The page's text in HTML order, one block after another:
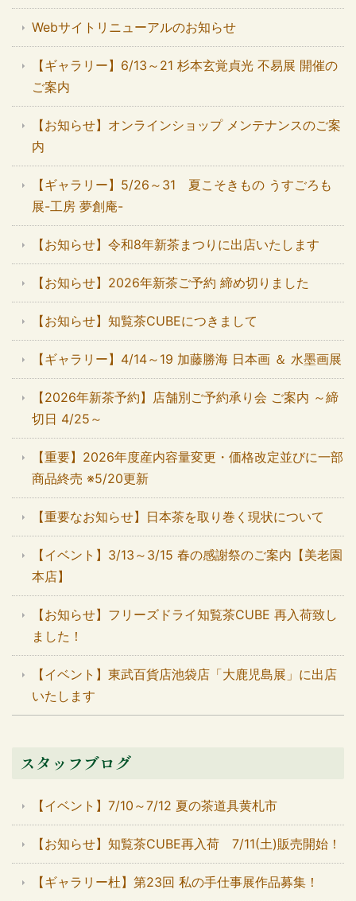
Webサイトリニューアルのお知らせ
【ギャラリー】6/13～21 杉本玄覚貞光 不易展 開催の
ご案内
【お知らせ】オンラインショップ メンテナンスのご案
内
【ギャラリー】5/26～31 夏こそきもの うすごろも
展-工房 夢創庵-
【お知らせ】令和8年新茶まつりに出店いたします
【お知らせ】2026年新茶ご予約 締め切りました
【お知らせ】知覧茶CUBEにつきまして
【ギャラリー】4/14～19 加藤勝海 日本画 ＆ 水墨画展
【2026年新茶予約】店舗別ご予約承り会 ご案内 ～締
切日 4/25～
【重要】2026年度産内容量変更・価格改定並びに一部
商品終売 ※5/20更新
【重要なお知らせ】日本茶を取り巻く現状について
【イベント】3/13～3/15 春の感謝祭のご案内【美老園
本店】
【お知らせ】フリーズドライ知覧茶CUBE 再入荷致し
ました！
【イベント】東武百貨店池袋店「大鹿児島展」に出店
いたします
スタッフブログ
【イベント】7/10～7/12 夏の茶道具黄札市
【お知らせ】知覧茶CUBE再入荷 7/11(土)販売開始！
【ギャラリー杜】第23回 私の手仕事展作品募集！